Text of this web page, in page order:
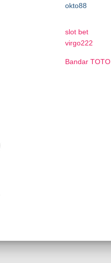
okto88
slot bet
virgo222
Bandar TOTO